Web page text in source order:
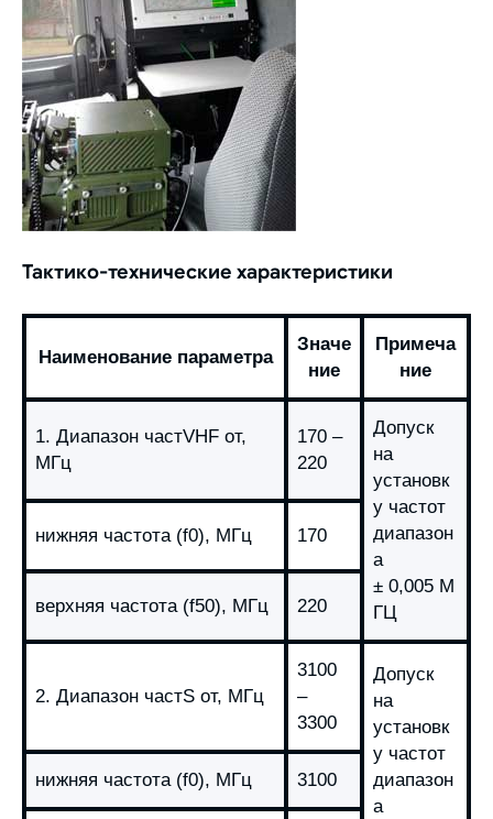
Тактико-технические характеристики
Наименование параметра
Значе
ние
Примеча
ние
1. Диапазон частVHF от,
МГц
170 –
220
Допуск
на
установк
у частот
диапазон
а
± 0,005 М
ГЦ
нижняя частота (f0), МГц 170
верхняя частота (f50), МГц 220
2. Диапазон частS от, МГц
3100
–
3300
Допуск
на
установк
у частот
диапазон
а
нижняя частота (f0), МГц 3100